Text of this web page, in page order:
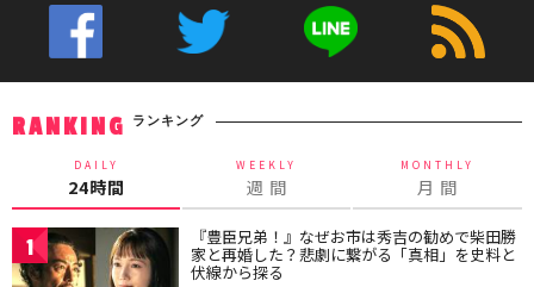
RANKING ランキング
DAILY
24時間
WEEKLY
週 間
MONTHLY
月 間
1 『豊臣兄弟！』なぜお市は秀吉の勧めで柴田勝
家と再婚した？悲劇に繋がる「真相」を史料と
伏線から探る